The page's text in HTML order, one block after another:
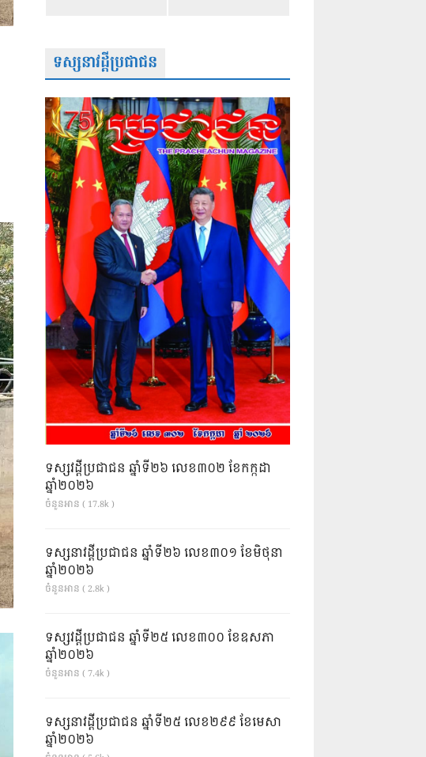
ទស្សនាវដ្តីប្រជាជន
ទស្សវដ្តីប្រជាជន ឆ្នាំទី២៦ លេខ៣០២ ខែកក្កដា
ឆ្នាំ២០២៦
ចំនួនអាន ( 17.8k )
ទស្សនាវដ្ដីប្រជាជន ឆ្នាំទី២៦ លេខ៣០១ ខែមិថុនា
ឆ្នាំ២០២៦
ចំនួនអាន ( 2.8k )
ទស្សវដ្តីប្រជាជន ឆ្នាំទី២៥ លេខ៣០០ ខែឧសភា
ឆ្នាំ២០២៦
ចំនួនអាន ( 7.4k )
ទស្សនាវដ្ដីប្រជាជន ឆ្នាំទី២៥ លេខ២៩៩ ខែមេសា
ឆ្នាំ២០២៦